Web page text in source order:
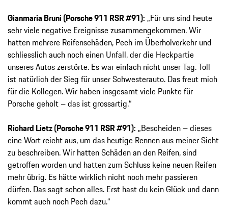
Gianmaria Bruni (Porsche 911 RSR #91): „Für uns sind heute
sehr viele negative Ereignisse zusammengekommen. Wir
hatten mehrere Reifenschäden, Pech im Überholverkehr und
schliesslich auch noch einen Unfall, der die Heckpartie
unseres Autos zerstörte. Es war einfach nicht unser Tag. Toll
ist natürlich der Sieg für unser Schwesterauto. Das freut mich
für die Kollegen. Wir haben insgesamt viele Punkte für
Porsche geholt – das ist grossartig.“
Richard Lietz (Porsche 911 RSR #91): „Bescheiden – dieses
eine Wort reicht aus, um das heutige Rennen aus meiner Sicht
zu beschreiben. Wir hatten Schäden an den Reifen, sind
getroffen worden und hatten zum Schluss keine neuen Reifen
mehr übrig. Es hätte wirklich nicht noch mehr passieren
dürfen. Das sagt schon alles. Erst hast du kein Glück und dann
kommt auch noch Pech dazu.“